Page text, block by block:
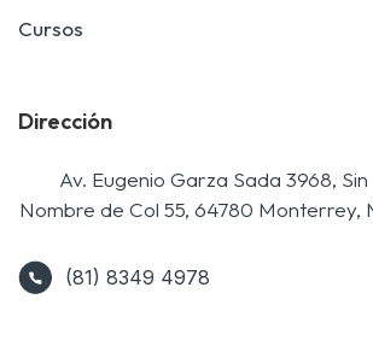
Cursos
Dirección
Av. Eugenio Garza Sada 3968, Sin
Nombre de Col 55, 64780 Monterrey,
(81) 8349 4978